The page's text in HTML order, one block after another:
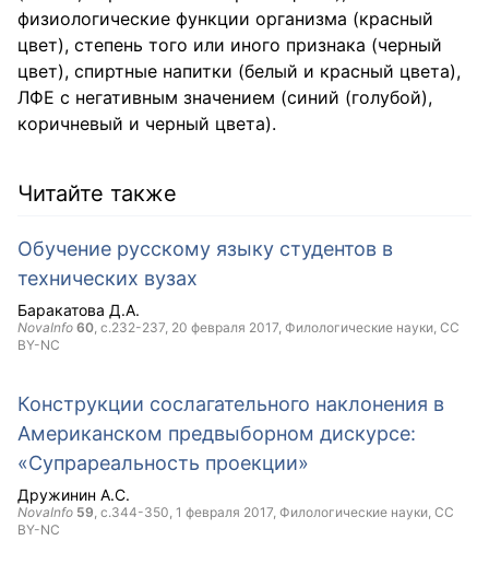
физиологические функции организма (красный
цвет), степень того или иного признака (черный
цвет), спиртные напитки (белый и красный цвета),
ЛФЕ с негативным значением (синий (голубой),
коричневый и черный цвета).
Читайте также
Обучение русскому языку студентов в
технических вузах
Баракатова Д.А.
NovaInfo 60, с.232-237, 20 февраля 2017, Филологические науки, CC
BY-NC
Конструкции сослагательного наклонения в
Американском предвыборном дискурсе:
«Супрареальность проекции»
Дружинин А.С.
NovaInfo 59, с.344-350, 1 февраля 2017, Филологические науки, CC
BY-NC